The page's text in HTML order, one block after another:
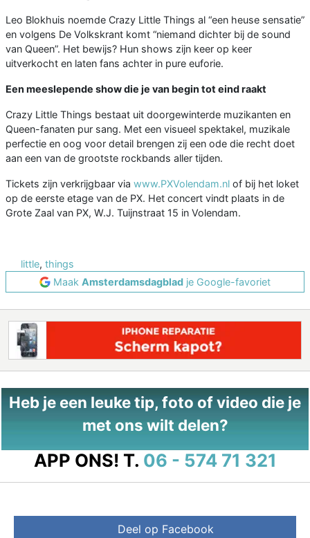
Leo Blokhuis noemde Crazy Little Things al “een heuse sensatie”
en volgens De Volkskrant komt “niemand dichter bij de sound
van Queen”. Het bewijs? Hun shows zijn keer op keer
uitverkocht en laten fans achter in pure euforie.
Een meeslepende show die je van begin tot eind raakt
Crazy Little Things bestaat uit doorgewinterde muzikanten en
Queen-fanaten pur sang. Met een visueel spektakel, muzikale
perfectie en oog voor detail brengen zij een ode die recht doet
aan een van de grootste rockbands aller tijden.
Tickets zijn verkrijgbaar via www.PXVolendam.nl of bij het loket
op de eerste etage van de PX. Het concert vindt plaats in de
Grote Zaal van PX, W.J. Tuijnstraat 15 in Volendam.
little, things
Maak Amsterdamsdagblad je Google-favoriet
Heb je een leuke tip, foto of video die je
met ons wilt delen?
APP ONS! T. 06 - 574 71 321
Deel op Facebook